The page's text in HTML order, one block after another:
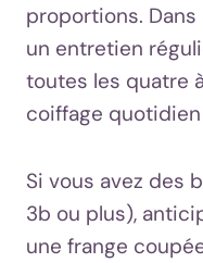
proportions. Dans
un entretien
toutes les quatre
coiffage
Si vous avez des
3b ou plus),
une frange